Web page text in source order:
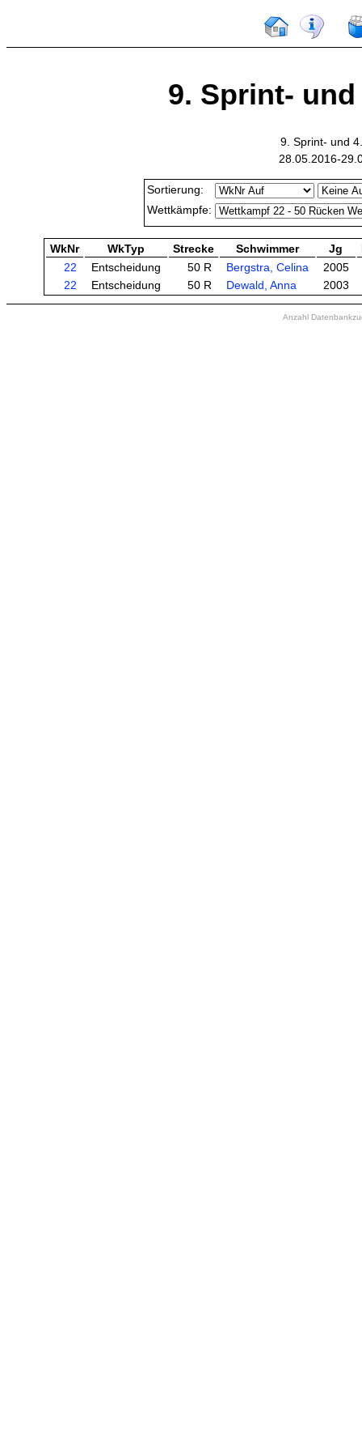
9. Sprint-
9. Sprint- und
28.05.2016-
Sortierung:
Wettkämpfe:
WkNr WkTyp Strecke Schwimmer Jg
22
Entscheidung 50 R Bergstra, Celina
2005
22
Entscheidung 50 R Dewald, Anna 2003
Anzahl